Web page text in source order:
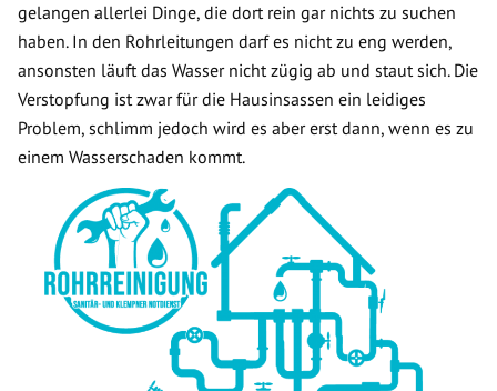
gelangen allerlei Dinge, die dort rein gar nichts zu suchen
haben. In den Rohrleitungen darf es nicht zu eng werden,
ansonsten läuft das Wasser nicht zügig ab und staut sich. Die
Verstopfung ist zwar für die Hausinsassen ein leidiges
Problem, schlimm jedoch wird es aber erst dann, wenn es zu
einem Wasserschaden kommt.